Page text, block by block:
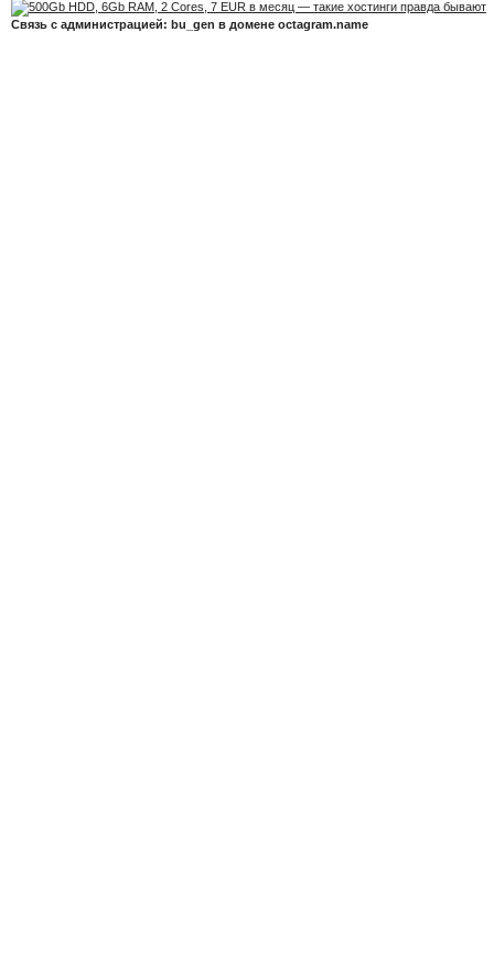
Связь с администрацией: bu_gen в домене octagram.name